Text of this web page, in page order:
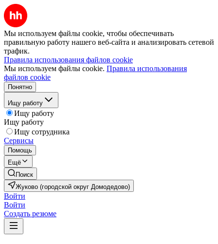
Мы используем файлы cookie, чтобы обеспечивать
правильную работу нашего веб-сайта и анализировать сетевой
трафик.
Правила использования файлов cookie
Мы используем файлы cookie. Правила использования
файлов cookie
Понятно
Ищу работу
Ищу работу
Ищу работу
Ищу сотрудника
Сервисы
Помощь
Ещё
Поиск
Жуково (городской округ Домодедово)
Войти
Войти
Создать резюме